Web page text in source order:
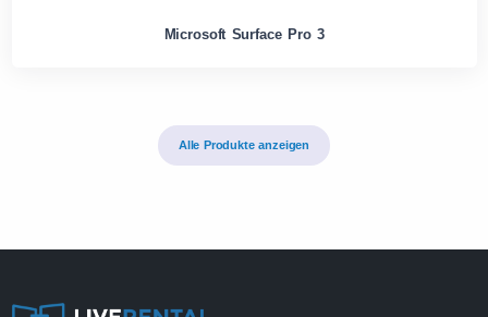
Microsoft Surface Pro 3
Alle Produkte anzeigen